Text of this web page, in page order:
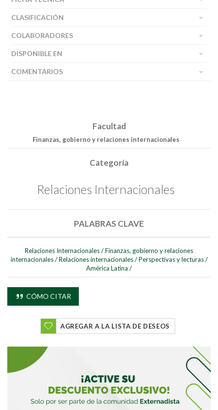
CLASIFICACIÓN
COLABORADORES
DISPONIBLE EN
COMENTARIOS
Facultad
Finanzas, gobierno y relaciones internacionales
Categoría
Relaciones Internacionales
PALABRAS CLAVE
Relaciones Internacionales/Finanzas, gobierno y relaciones
internacionales / Relaciones internacionales / Perspectivas y lecturas /
América Latina /
CÓMO CITAR
AGREGAR A LA LISTA DE DESEOS